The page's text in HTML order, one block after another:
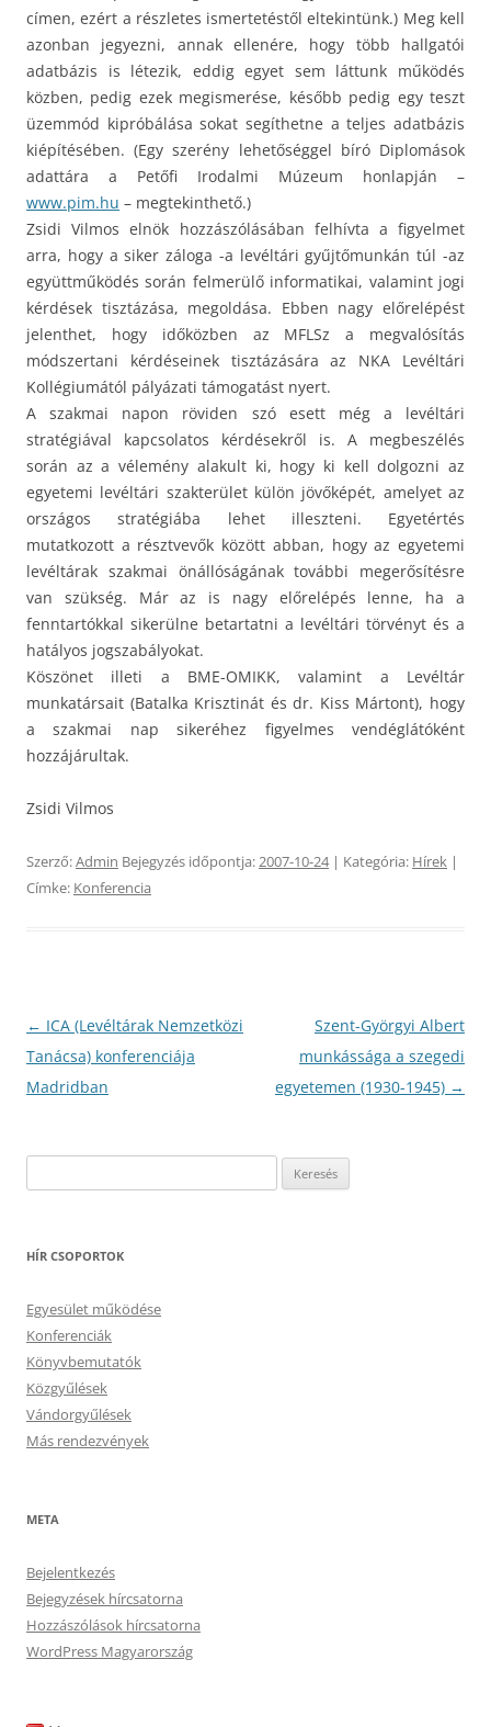
címen, ezért a részletes ismertetéstől eltekintünk.) Meg kell
azonban jegyezni, annak ellenére, hogy több hallgatói
adatbázis is létezik, eddig egyet sem láttunk működés
közben, pedig ezek megismerése, később pedig egy teszt
üzemmód kipróbálása sokat segíthetne a teljes adatbázis
kiépítésében. (Egy szerény lehetőséggel bíró Diplomások
adattára a Petőfi Irodalmi Múzeum honlapján –
www.pim.hu – megtekinthető.)
Zsidi Vilmos elnök hozzászólásában felhívta a figyelmet
arra, hogy a siker záloga -a levéltári gyűjtőmunkán túl -az
együttműködés során felmerülő informatikai, valamint jogi
kérdések tisztázása, megoldása. Ebben nagy előrelépést
jelenthet, hogy időközben az MFLSz a megvalósítás
módszertani kérdéseinek tisztázására az NKA Levéltári
Kollégiumától pályázati támogatást nyert.
A szakmai napon röviden szó esett még a levéltári
stratégiával kapcsolatos kérdésekről is. A megbeszélés
során az a vélemény alakult ki, hogy ki kell dolgozni az
egyetemi levéltári szakterület külön jövőképét, amelyet az
országos stratégiába lehet illeszteni. Egyetértés
mutatkozott a résztvevők között abban, hogy az egyetemi
levéltárak szakmai önállóságának további megerősítésre
van szükség. Már az is nagy előrelépés lenne, ha a
fenntartókkal sikerülne betartatni a levéltári törvényt és a
hatályos jogszabályokat.
Köszönet illeti a BME-OMIKK, valamint a Levéltár
munkatársait (Batalka Krisztinát és dr. Kiss Mártont), hogy
a szakmai nap sikeréhez figyelmes vendéglátóként
hozzájárultak.
Zsidi Vilmos
Szerző:Admin Bejegyzés időpontja:2007-10-24| Kategória: Hírek |
Címke: Konferencia
Bejegyzés
navigáció
← ICA (Levéltárak Nemzetközi
Tanácsa) konferenciája
Madridban
Szent-Györgyi Albert
munkássága a szegedi
egyetemen (1930-1945) →
HÍR CSOPORTOK
Egyesület működése
Konferenciák
Könyvbemutatók
Közgyűlések
Vándorgyűlések
Más rendezvények
META
Bejelentkezés
Bejegyzések hírcsatorna
Hozzászólások hírcsatorna
WordPress Magyarország